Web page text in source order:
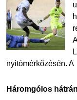
nyitómérkőzésén. A
Háromgólos